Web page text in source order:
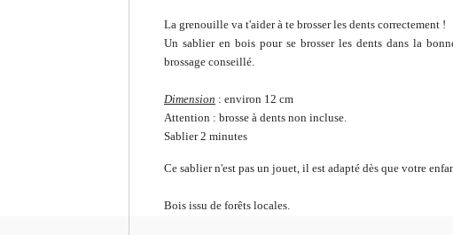
La grenouille va t'aider à te brosser les dents correctement !
Un sablier en bois pour se brosser les dents dans la
brossage conseillé.
Dimension : environ 12 cm
Attention : brosse à dents non incluse.
Sablier 2 minutes
Ce sablier n'est pas un jouet, il est adapté dès que votre
Bois issu de forêts locales.